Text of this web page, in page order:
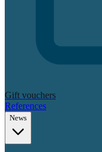
Gift vouchers
References
News